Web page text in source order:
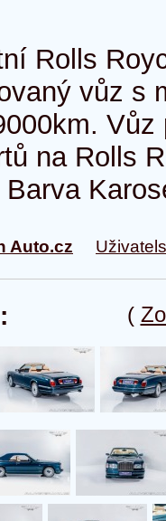
Rolls
vůz s
Vůz
na Rolls
Auto.cz
(